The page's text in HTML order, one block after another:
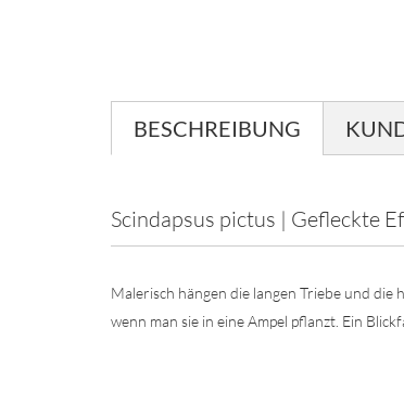
BESCHREIBUNG
Scindapsus pictus | Gefleckte
Malerisch hängen die langen Triebe und
wenn man sie in eine Ampel pflanzt. Ein